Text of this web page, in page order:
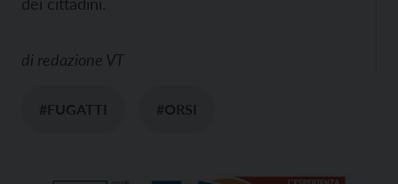
di redazione VT
#FUGATTI #ORSI